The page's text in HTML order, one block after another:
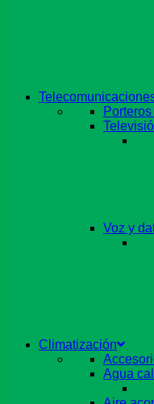
Voz y
Climatización
Agua